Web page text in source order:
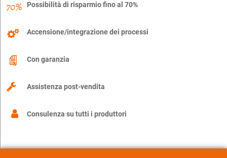
Possibilità di risparmio fino al 70%
Accensione/integrazione dei processi
Con garanzia
Assistenza post-vendita
Consulenza su tutti i produttori